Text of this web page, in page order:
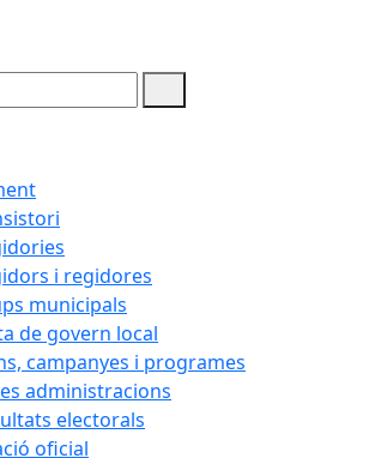
i regidores
municipals
de govern local
campanyes i programes
administracions
electorals
oficial